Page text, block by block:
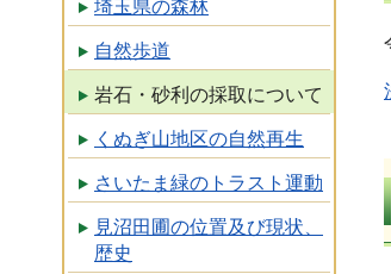
埼玉県の森林
自然歩道
岩石・砂利の採取について
くぬぎ山地区の自然再生
さいたま緑のトラスト運動
見沼田圃の位置及び現状、
歴史